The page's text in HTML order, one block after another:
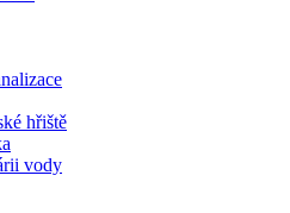
hřiště
vody